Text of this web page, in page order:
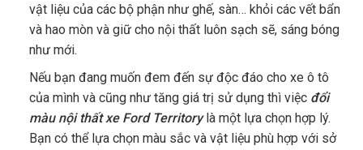
vật liệu của các bộ phận như ghế, sàn… khỏi các vết bẩn
và hao mòn và giữ cho nội thất luôn sạch sẽ, sáng bóng
như mới.
Nếu bạn đang muốn đem đến sự độc đáo cho xe ô tô
của mình và cũng như tăng giá trị sử dụng thì việc đổi
màu nội thất xe Ford Territory là một lựa chọn hợp lý.
Bạn có thể lựa chọn màu sắc và vật liệu phù hợp với sở